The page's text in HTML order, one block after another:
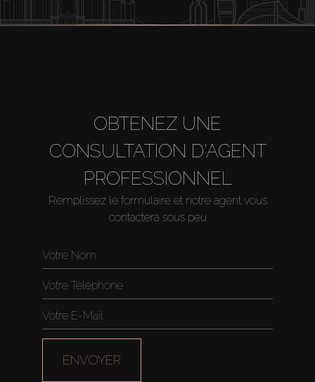
OBTENEZ UNE
CONSULTATION D'AGENT
PROFESSIONNEL
Remplissez le formulaire et notre agent vous
contactera sous peu
ENVOYER